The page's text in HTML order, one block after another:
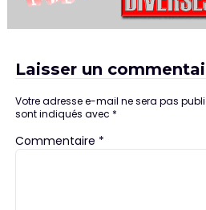
Laisser un
Votre adresse e-mail ne sera pas
sont indiqués avec *
Commentaire *